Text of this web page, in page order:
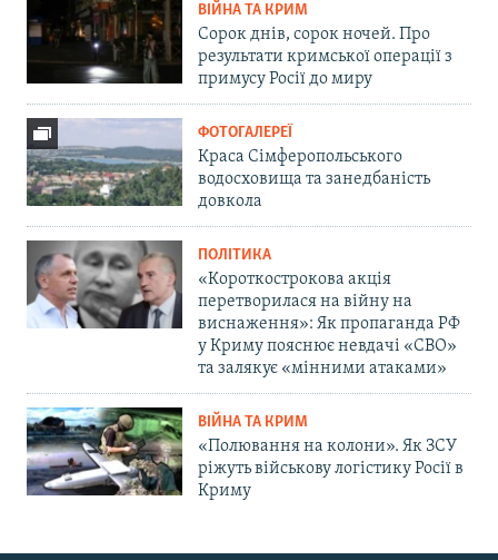
ВІЙНА ТА КРИМ
Сорок днів, сорок ночей. Про
результати кримської операції з
примусу Росії до миру
ФОТОГАЛЕРЕЇ
Краса Сімферопольського
водосховища та занедбаність
довкола
ПОЛІТИКА
«Короткострокова акція
перетворилася на війну на
виснаження»: Як пропаганда РФ
у Криму пояснює невдачі «СВО»
та залякує «мінними атаками»
ВІЙНА ТА КРИМ
«Полювання на колони». Як ЗСУ
ріжуть військову логістику Росії в
Криму